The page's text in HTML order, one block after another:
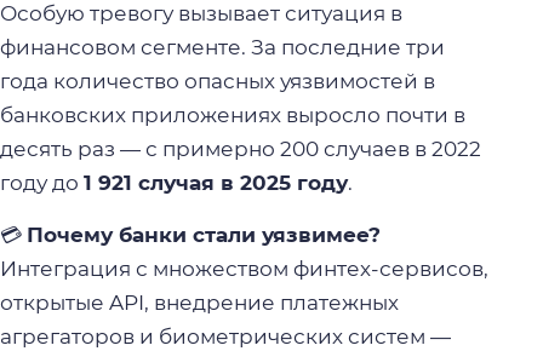
Особую тревогу вызывает ситуация в
финансовом сегменте. За последние три
года количество опасных уязвимостей в
банковских приложениях выросло почти в
десять раз — с примерно 200 случаев в 2022
году до 1 921 случая в 2025 году.
💳 Почему банки стали уязвимее?
Интеграция с множеством финтех-сервисов,
открытые API, внедрение платежных
агрегаторов и биометрических систем —